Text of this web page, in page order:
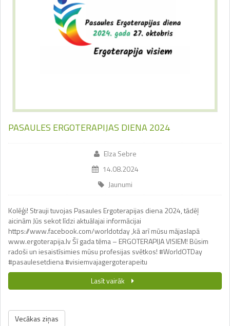
PASAULES ERGOTERAPIJAS DIENA 2024
Elza Sebre
14.08.2024
Jaunumi
Kolēģi! Strauji tuvojas Pasaules Ergoterapijas diena 2024, tādēļ
aicinām Jūs sekot līdzi aktuālajai informācijai
https://www.facebook.com/worldotday ,kā arī mūsu mājaslapā
www.ergoterapija.lv Šī gada tēma – ERGOTERAPIJA VISIEM! Būsim
radoši un iesaistīsimies mūsu profesijas svētkos! #WorldOTDay
#pasaulesetdiena #visiemvajagergoterapeitu
Lasīt vairāk
Vecākas ziņas